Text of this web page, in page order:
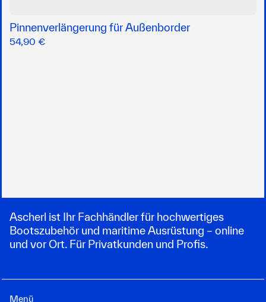
Pinnenverlängerung für Außenborder
54,90 €
Ascherl ist Ihr Fachhändler für hochwertiges
Bootszubehör und maritime Ausrüstung – online
und vor Ort. Für Privatkunden und Profis.
Menü